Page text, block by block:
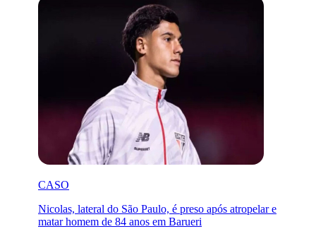
CASO
Nicolas, lateral do São Paulo, é preso após atropelar e
matar homem de 84 anos em Barueri